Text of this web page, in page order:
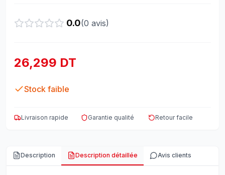
0.0(0 avis)
26,299 DT
Stock faible
Livraison rapide Garantie qualité Retour facile
Description Description détaillée Avis clients